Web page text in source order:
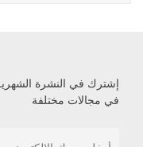
إشترك في النشرة
في مجالات مختلفة